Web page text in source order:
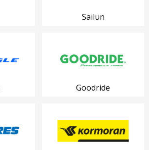
Sailun
Goodride